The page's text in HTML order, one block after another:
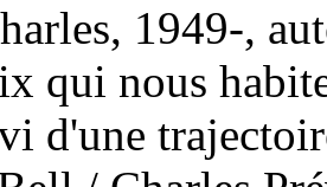
1949-,
qui nous
d'une